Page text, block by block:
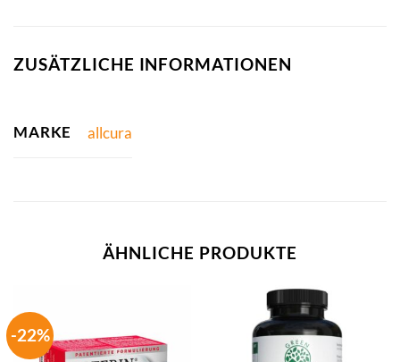
ZUSÄTZLICHE INFORMATIONEN
MARKE allcura
ÄHNLICHE PRODUKTE
-22%